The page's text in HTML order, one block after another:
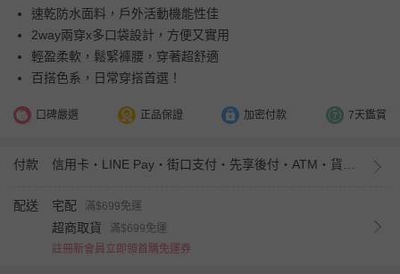
速乾防水面料，戶外活動機能性佳
2way兩穿x多口袋設計，方便又實用
輕盈柔軟，鬆緊褲腰，穿著超舒適
百搭色系，日常穿搭首選！
口碑嚴選 正品保證 加密付款 7天鑑賞
付款
配送 宅配 滿$699免運
超商取貨
滿$699免運
註冊新會員立即領首購免運券